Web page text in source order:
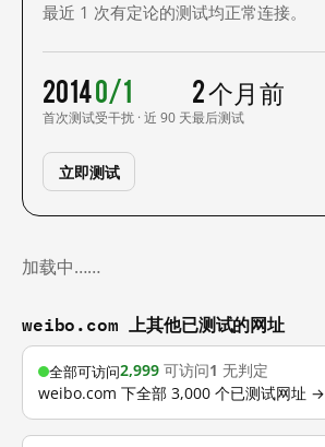
最近 1 次有定论的测试均正常连接。
2014
首次测试
0/1
受干扰 · 近 90 天
2 个月前
最后测试
立即测试
加载中……
weibo.com 上其他已测试的网址
全部可访问2,999 可访问1 无判定
weibo.com 下全部 3,000 个已测试网址 →